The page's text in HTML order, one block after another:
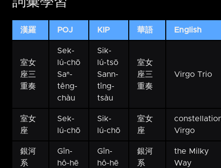
漢羅 POJ KIP 華語 English
室女
座三
重奏
Sek-
lú-chō
Saⁿ-
têng-
chàu
Sik-
lú-tsō
Sann-
tîng-
tsàu
室女
座三
重奏
Virgo Trio
室女
座
Sek-
lú-chō
Sik-
lú-chō
室女
座
Virgo
銀河
系
Gîn-
hô-hē
Gîn-
hô-hē
銀河
系
the Milky
Way